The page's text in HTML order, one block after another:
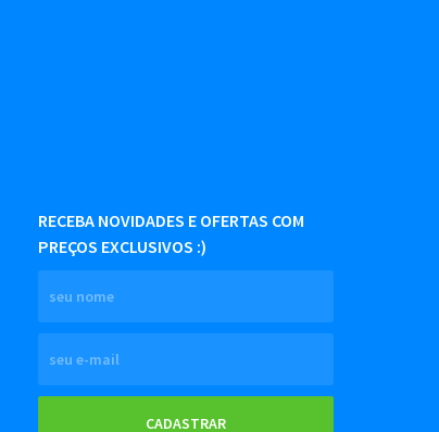
RECEBA NOVIDADES E OFERTAS COM
PREÇOS EXCLUSIVOS :)
CADASTRAR